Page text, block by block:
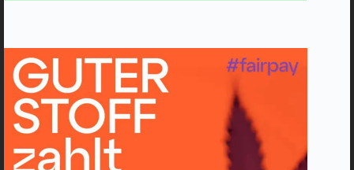
Finale